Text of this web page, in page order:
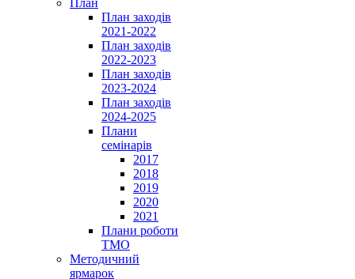
План
План заходів
2021-2022
План заходів
2022-2023
План заходів
2023-2024
План заходів
2024-2025
Плани
семінарів
2017
2018
2019
2020
2021
Плани роботи
ТМО
Методичний
ярмарок